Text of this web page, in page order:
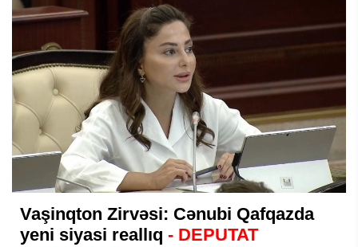
Vaşinqton Zirvəsi: Cənubi Qafqazda
yeni siyasi reallıq - DEPUTAT